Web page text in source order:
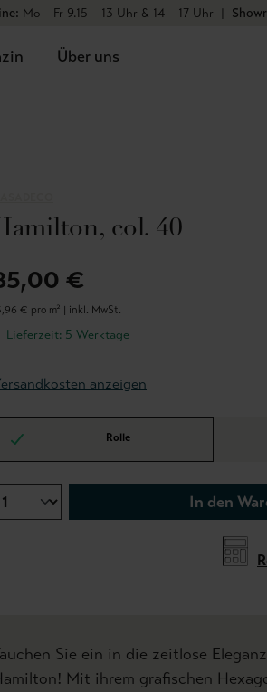
Mo – Fr 9.15 – 13 Uhr & 14 – 17 Uhr |
Über uns
col. 40
€
€ pro m² | inkl. MwSt.
Lieferzeit: 5 Werktage
anzeigen
Rolle
In den
Sie ein in die zeitlose
Mit ihrem grafischen